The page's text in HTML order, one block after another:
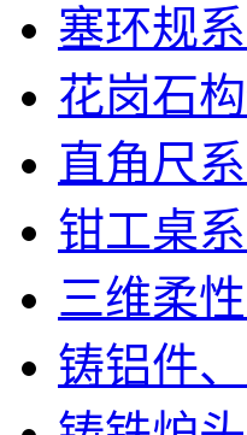
塞环规系
花岗石
直角尺系
钳工桌系
三维柔
铸铝件